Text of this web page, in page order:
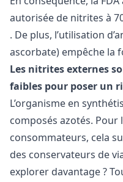
autorisée de nitrites à
. De plus, l’utilisation
ascorbate) empêche la
Les nitrites externes
faibles pour poser un
L’organisme en
composés azotés. Pour
consommateurs, cela
des conservateurs de
explorer davantage ?